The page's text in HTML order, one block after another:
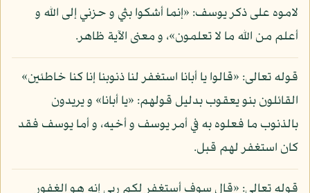
لاموه على ذكر يوسف: «إنما أشكوا بثي و حزني إلى الله و
أعلم من الله ما لا تعلمون»، و معنى الآية ظاهر.
قوله تعالى: «قالوا يا أبانا استغفر لنا ذنوبنا إنا كنا خاطئين»
القائلون بنو يعقوب بدليل قولهم: «يا أبانا» و يريدون
بالذنوب ما فعلوه به في أمر يوسف و أخيه، و أما يوسف فقد
كان استغفر لهم قبل.
قوله تعالى: «قال سوف أستغفر لكم ربي إنه هو الغفور